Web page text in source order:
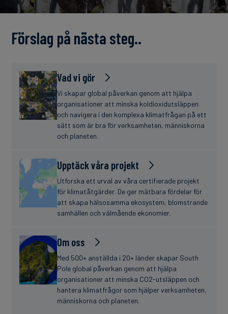
finanser
Förslag på nästa steg..
Vad vi gör
Vi skapar global påverkan genom att hjälpa
organisationer att minska koldioxidutsläppen
och navigera i den komplexa klimatfrågan på ett
sätt som är bra för verksamheten, människorna
och planeten.
Upptäck våra projekt
Utforska ett urval av våra certifierade projekt
för klimatåtgärder. De ger mätbara fördelar för
att skapa hälsosamma ekosystem, blomstrande
samhällen och välmående ekonomier.
Om oss
Med 500+ anställda i 20+ länder skapar South
Pole global påverkan genom att hjälpa
organisationer att minska CO2-utsläppen och
hantera klimatfrågor som hjälper verksamheten,
människorna och planeten.